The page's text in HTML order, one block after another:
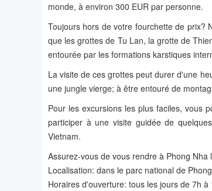
monde, à environ 300 EUR par personne.
Toujours hors de votre fourchette de prix?
que les grottes de Tu Lan, la grotte de
entourée par les formations karstiques
La visite de ces grottes peut durer d'une
une jungle vierge; à être entouré de
Pour les excursions les plus faciles, vous
participer à une visite guidée de
Vietnam.
Assurez-vous de vous rendre à Phong
Localisation: dans le parc national de
Horaires d'ouverture: tous les jours de 7h à